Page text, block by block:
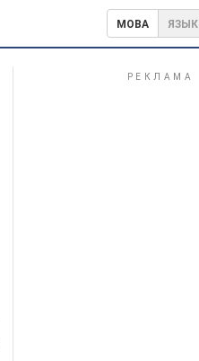
МОВА ЯЗЫК